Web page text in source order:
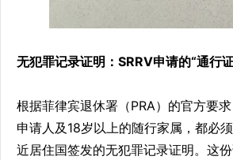
无犯罪记录证明：SRRV申请的“通行
根据菲律宾退休署（PRA）的官方要
申请人及18岁以上的随行家属，都必
近居住国签发的无犯罪记录证明。这